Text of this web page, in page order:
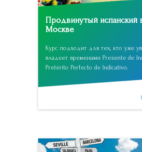
Продвинутый испанский
Москве
Курс подходит для тех, кто уже
владеет временами Presente de
Pretérito Perfecto de Indicativo.